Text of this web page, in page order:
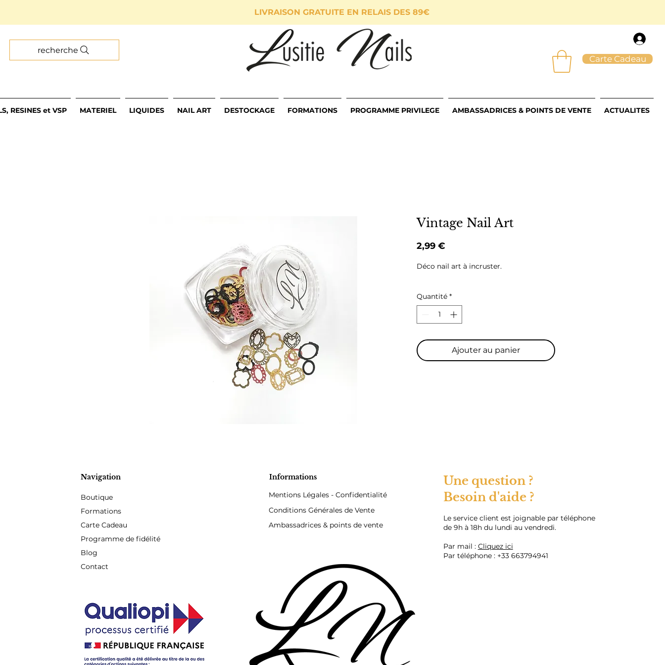
LIVRAISON GRATUITE EN RELAIS DES 89€
recherche
Carte Cadeau
RESINES et VSP MATERIEL LIQUIDES NAIL ART DESTOCKAGE FORMATIONS PROGRAMME PRIVILEGE AMBASSADRICES & POINTS DE VENTE ACTUALITES
Vintage Nail Art
2,99 €
Déco nail art à incruster.
Quantité *
Ajouter au panier
Navigation
Boutique
Formations
Carte Cadeau
Programme de fidélité
Blog
Contact
Informations
Mentions Légales - Confidentialité
Conditions Générales de Vente
Ambassadrices & points de vente
Une question ?
Besoin d'aide ?
​Le service client est joignable par téléphone
de 9h à 18h du lundi au vendredi.
Par mail : Cliquez ici
Par téléphone : +33 663794941